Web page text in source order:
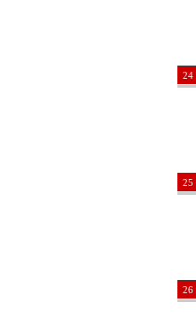
24
25
26